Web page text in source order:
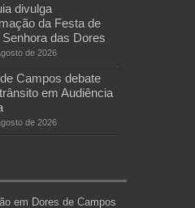
divulga
da Festa de
das Dores
de 2026
Campos debate
em Audiência
de 2026
em Dores de Campos